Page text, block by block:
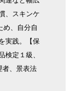
、スキンケ
め、自分自
実践。【保
検定１級、
者、景表法